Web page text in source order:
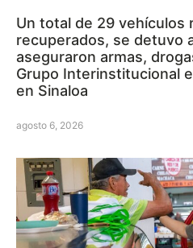
Un total de 29 vehículos
recuperados, se detuvo
aseguraron armas,
Grupo Interinstitucional
en Sinaloa
agosto 6, 2026